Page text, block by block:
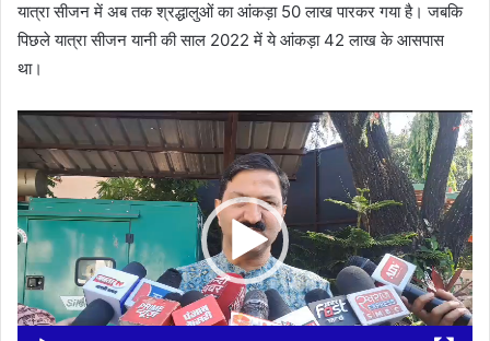
यात्रा सीजन में अब तक श्रद्धालुओं का आंकड़ा 50 लाख पारकर गया है। जबकि
पिछले यात्रा सीजन यानी की साल 2022 में ये आंकड़ा 42 लाख के आसपास
था।
Video
Player